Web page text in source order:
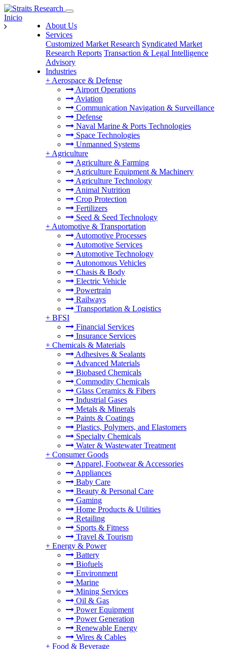
About Us
Services
Customized Market Research Syndicated Market
Research Reports Transaction & Legal Intelligence
Advisory
Industries
+ Aerospace & Defense
Airport Operations
Aviation
Communication Navigation & Surveillance
Defense
Naval Marine & Ports Technologies
Space Technologies
Unmanned Systems
+ Agriculture
Agriculture & Farming
Agriculture Equipment & Machinery
Agriculture Technology
Animal Nutrition
Crop Protection
Fertilizers
Seed & Seed Technology
+ Automotive & Transportation
Automotive Processes
Automotive Services
Automotive Technology
Autonomous Vehicles
Chasis & Body
Electric Vehicle
Powertrain
Railways
Transportation & Logistics
+ BFSI
Financial Services
Insurance Services
+ Chemicals & Materials
Adhesives & Sealants
Advanced Materials
Biobased Chemicals
Commodity Chemicals
Glass Ceramics & Fibers
Industrial Gases
Metals & Minerals
Paints & Coatings
Plastics, Polymers, and Elastomers
Specialty Chemicals
Water & Wastewater Treatment
+ Consumer Goods
Apparel, Footwear & Accessories
Appliances
Baby Care
Beauty & Personal Care
Gaming
Home Products & Utilities
Retailing
Sports & Fitness
Travel & Tourism
+ Energy & Power
Battery
Biofuels
Environment
Marine
Mining Services
Oil & Gas
Power Equipment
Power Generation
Renewable Energy
Wires & Cables
+ Food & Beverage
Inicio